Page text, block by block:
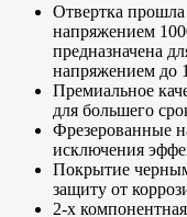
Отвертка прошла
напряжением
предназначена
напряжением до
Премиальное
для большего
Фрезерованные
исключения
Покрытие
защиту от
2-х